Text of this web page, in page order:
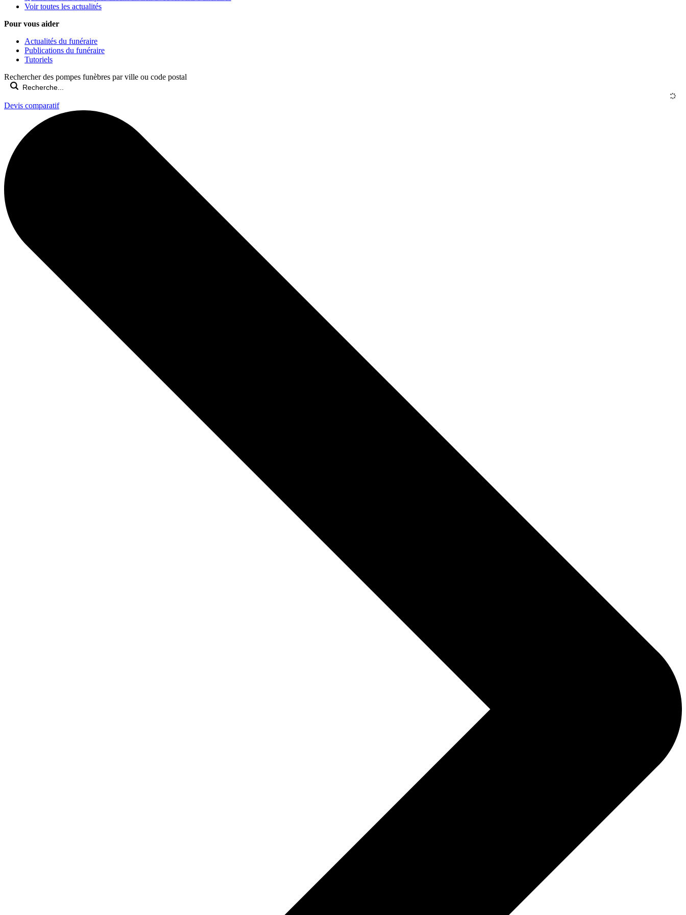
Voir toutes les actualités
Pour vous aider
Actualités du funéraire
Publications du funéraire
Tutoriels
Rechercher des pompes funèbres par ville ou code postal
Devis comparatif